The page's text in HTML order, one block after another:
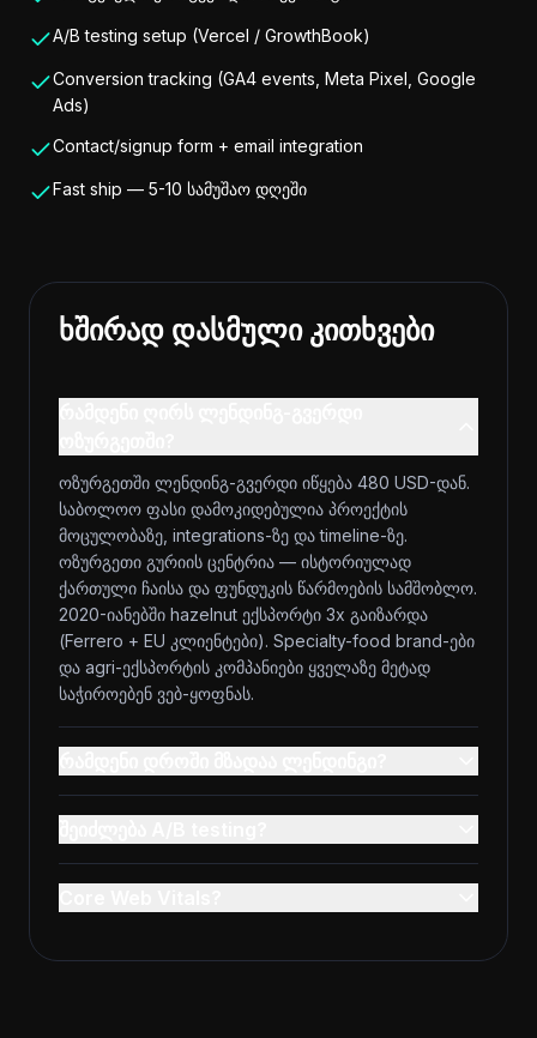
A/B testing setup (Vercel / GrowthBook)
Conversion tracking (GA4 events, Meta Pixel, Google
Ads)
Contact/signup form + email integration
Fast ship — 5-10 სამუშაო დღეში
ხშირად დასმული კითხვები
ოზურგეთში ლენდინგ-გვერდი იწყება 480 USD-დან.
საბოლოო ფასი დამოკიდებულია პროექტის
მოცულობაზე, integrations-ზე და timeline-ზე.
ოზურგეთი გურიის ცენტრია — ისტორიულად
ქართული ჩაისა და ფუნდუკის წარმოების სამშობლო.
2020-იანებში hazelnut ექსპორტი 3x გაიზარდა
(Ferrero + EU კლიენტები). Specialty-food brand-ები
და agri-ექსპორტის კომპანიები ყველაზე მეტად
საჭიროებენ ვებ-ყოფნას.